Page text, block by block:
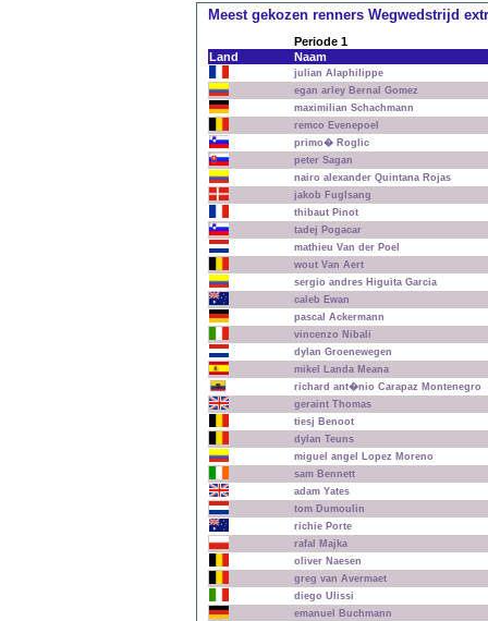
Meest gekozen renners Wegwedstrijd
Periode 1
Land
Naam
julian Alaphilippe
egan arley Bernal Gomez
maximilian Schachmann
remco Evenepoel
primo� Roglic
peter Sagan
nairo alexander Quintana Rojas
jakob Fuglsang
thibaut Pinot
tadej Pogacar
mathieu Van der Poel
wout Van Aert
sergio andres Higuita Garcia
caleb Ewan
pascal Ackermann
vincenzo Nibali
dylan Groenewegen
mikel Landa Meana
richard ant�nio Carapaz Montenegro
geraint Thomas
tiesj Benoot
dylan Teuns
miguel angel Lopez Moreno
sam Bennett
adam Yates
tom Dumoulin
richie Porte
rafal Majka
oliver Naesen
greg van Avermaet
diego Ulissi
emanuel Buchmann